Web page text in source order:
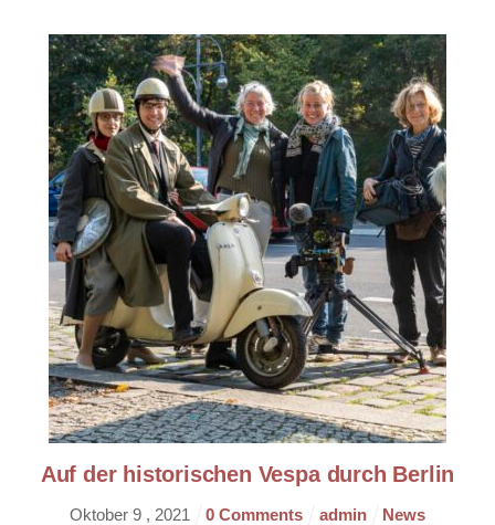
Auf der historischen Vespa durch Berlin
Oktober 9, 2021 0 Comments admin
News